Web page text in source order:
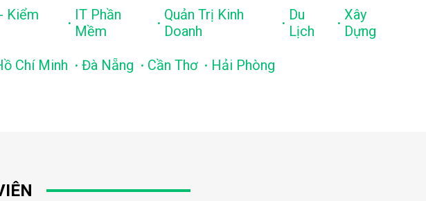
Kiểm
. IT Phần
Mềm
. Quản Trị Kinh
Doanh
. Du
Lịch
. Xây
Dựng
Chí Minh . Đà Nẵng . Cần Thơ . Hải Phòng